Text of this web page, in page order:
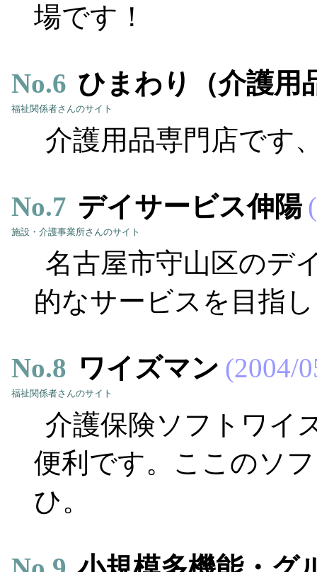
場です！
No.6 ひまわり（介護用
福祉関係者さんのサイト
介護用品専門店です
No.7 デイサービス伸陽
施設・介護事業所さんのサイト
名古屋市守山区のデ
的なサービスを目指
No.8 ワイズマン 2004/
福祉関係者さんのサイト
介護保険ソフトワイ
便利です。ここのソ
ひ。